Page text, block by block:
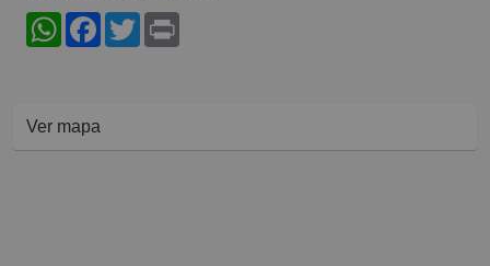
WhatsAppFacebook
Twitter
Ver mapa